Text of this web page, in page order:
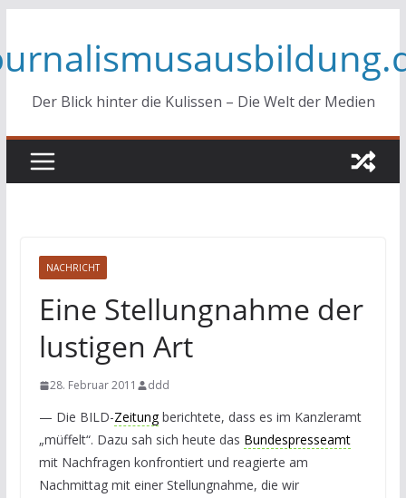
springen
Der Blick hinter die Kulissen – Die Welt der Medien
NACHRICHT
Eine Stellungnahme der
lustigen Art
28. Februar 2011 ddd
— Die BILD-Zeitungberichtete, dass es im Kanzleramt
„müffelt“. Dazu sah sich heute das Bundespresseamt
mit Nachfragen konfrontiert und reagierte am
Nachmittag mit einer Stellungnahme, die wir